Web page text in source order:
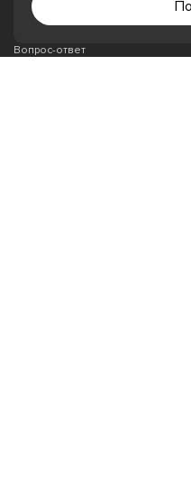
Политики обработки
персональных данных
Вопрос-ответ